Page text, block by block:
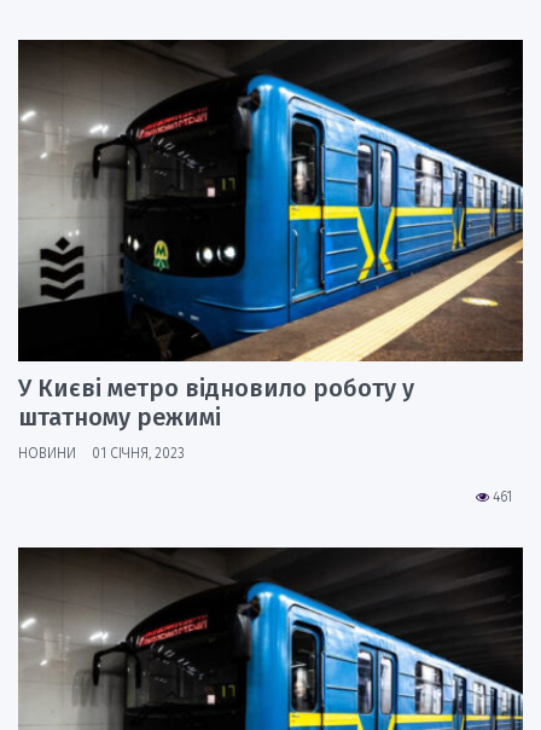
У Києві метро відновило роботу у
штатному режимі
НОВИНИ 01 СІЧНЯ, 2023
461